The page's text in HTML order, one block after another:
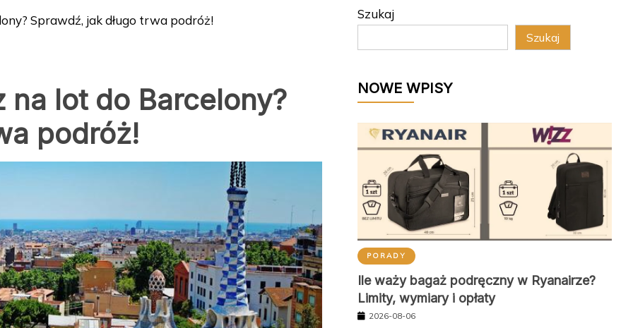
Sprawdź, jak długo trwa podróż!
lot do Barcelony?
podróż!
Szukaj
Szukaj
NOWE WPISY
PORADY
Ile waży bagaż podręczny w Ryanairze?
Limity, wymiary i opłaty
2026-08-06